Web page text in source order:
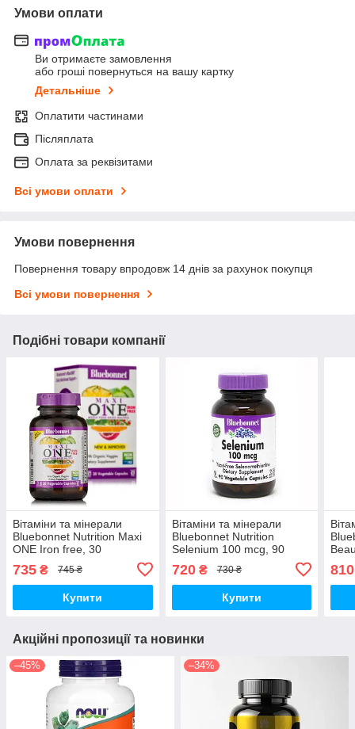
Умови оплати
Ви отримаєте замовлення
або гроші повернуться на вашу картку
Детальніше
Оплатити частинами
Післяплата
Оплата за реквізитами
Всі умови оплати
Умови повернення
Повернення товару впродовж 14 днів за рахунок покупця
Всі умови повернення
Подібні товари компанії
Вітаміни та мінерали
Bluebonnet Nutrition Maxi
ONE Iron free, 30
735 ₴ 745 ₴
Купити
Вітаміни та мінерали
Bluebonnet Nutrition
Selenium 100 mcg, 90
720₴ 730 ₴
Купити
810
Акційні пропозиції та новинки
–45% –34%